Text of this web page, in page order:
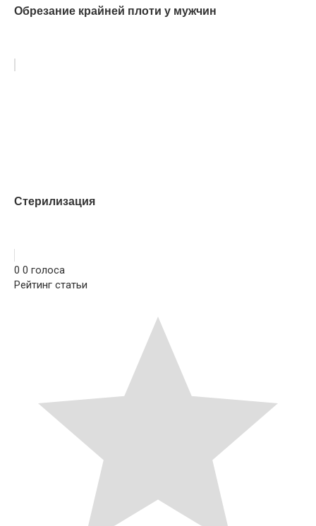
Обрезание крайней плоти у мужчин
Стерилизация
0 0 голоса
Рейтинг статьи